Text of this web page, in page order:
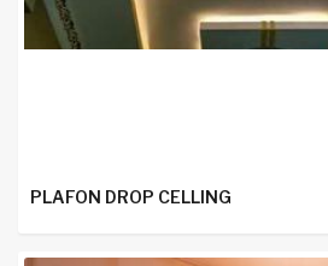
PLAFON DROP CELLING